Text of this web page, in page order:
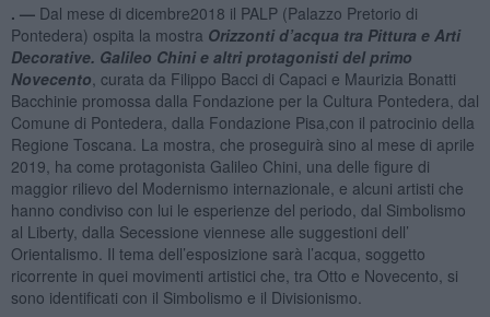
. — Dal mese di dicembre2018 il PALP (Palazzo Pretorio di
Pontedera) ospita la mostra Orizzonti d’acqua tra Pittura e Arti
Decorative. Galileo Chini e altri protagonisti del primo
Novecento , curata da Filippo Bacci di Capaci e Maurizia Bonatti
Bacchinie promossa dalla Fondazione per la Cultura Pontedera, dal
Comune di Pontedera, dalla Fondazione Pisa,con il patrocinio della
Regione Toscana. La mostra, che proseguirà sino al mese di aprile
2019, ha come protagonista Galileo Chini, una delle figure di
maggior rilievo del Modernismo internazionale, e alcuni artisti che
hanno condiviso con lui le esperienze del periodo, dal Simbolismo
al Liberty, dalla Secessione viennese alle suggestioni dell’
Orientalismo. Il tema dell’esposizione sarà l’acqua, soggetto
ricorrente in quei movimenti artistici che, tra Otto e Novecento, si
sono identificati con il Simbolismo e il Divisionismo.